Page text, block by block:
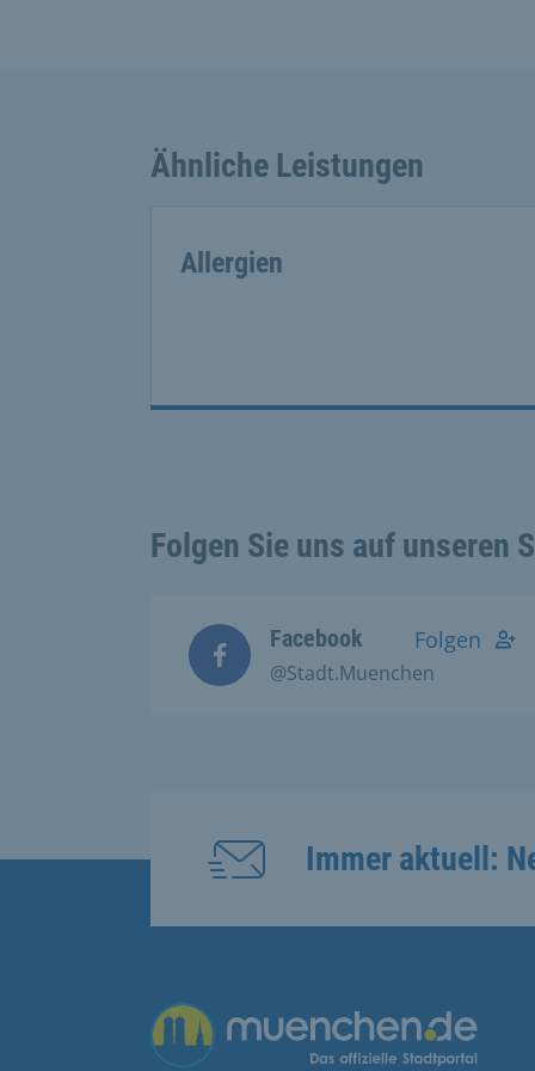
Ähnliche Leistungen
Allergien
Folgen Sie uns auf unseren
Facebook
@Stadt.Muenchen
Folgen
Immer aktuell:
Übergreifende Links